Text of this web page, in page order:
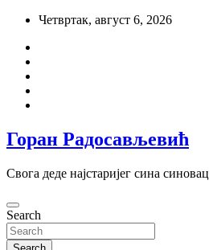
Skip
content
Четвртак, август 6, 2026
Горан Радосављевић
Свога деде најстаријег сина синовац
Search